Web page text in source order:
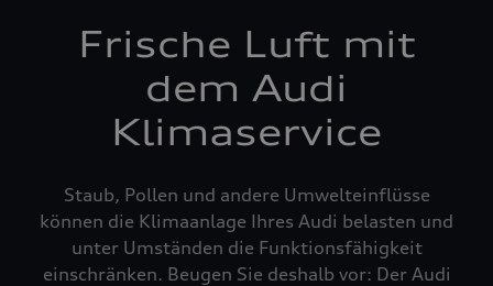
Frische Luft mit
dem Audi
Klimaservice
Staub, Pollen und andere Umwelteinflüsse
können die Klimaanlage Ihres Audi belasten und
unter Umständen die Funktionsfähigkeit
einschränken. Beugen Sie deshalb vor: Der Audi